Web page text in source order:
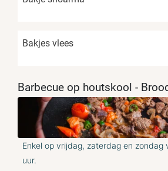
Bakjes vlees
Barbecue op houtskool -
Enkel op vrijdag, zaterdag en
uur.